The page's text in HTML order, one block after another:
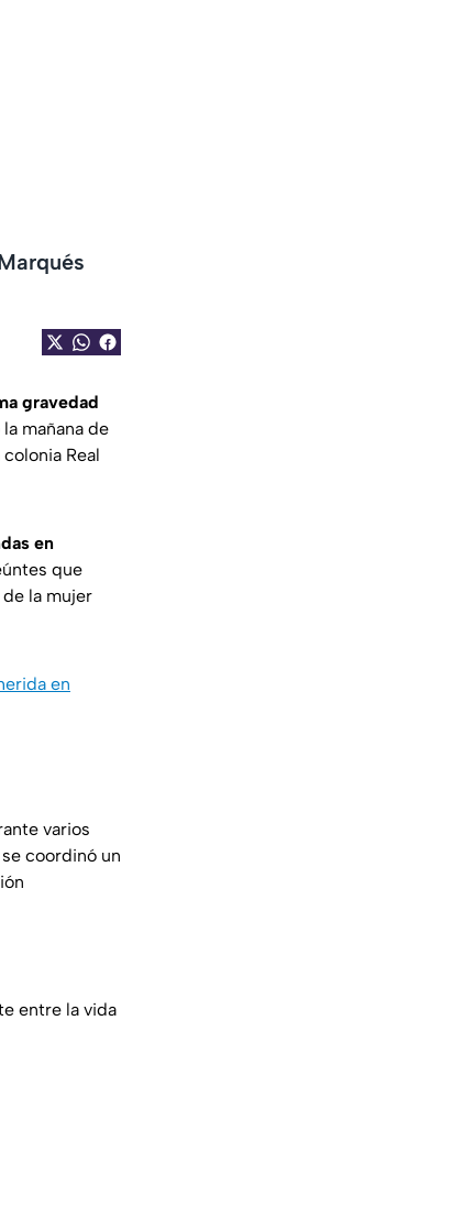
gravedad
mañana de
Real
en
que
la mujer
en
varios
coordinó un
entre la vida